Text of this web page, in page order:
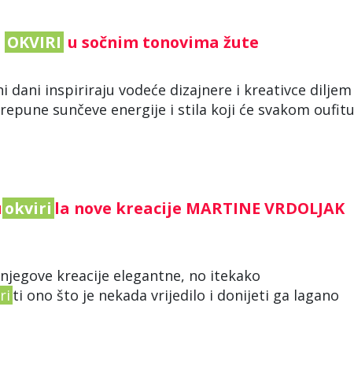
OKVIRI u sočnim tonovima žute
inspiriraju vodeće dizajnere i kreativce diljem
sunčeve energije i stila koji će svakom oufitu
okviri la nove kreacije MARTINE VRDOLJAK
kreacije elegantne, no itekako
ti ono što je nekada vrijedilo i donijeti ga lagano